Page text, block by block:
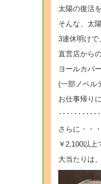
太陽の復活
そんな、太
3連休明けで
直営店から
ヨールカパ
(一部ノベル
お仕事帰り
･･････････
さらに・・・
￥2,100以
大当たりは